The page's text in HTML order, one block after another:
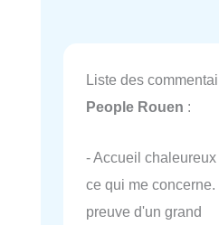
Liste des
People Rouen :
- Accueil
ce qui me
preuve d'un grand